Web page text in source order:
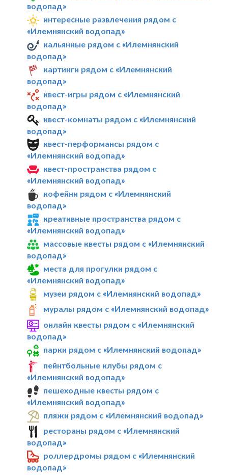
водопад»
интересные развлечения рядом с
«Илемнянский водопад»
кальянные рядом с «Илемнянский
водопад»
картинги рядом с «Илемнянский
водопад»
квест-игры рядом с «Илемнянский
водопад»
квест-комнаты рядом с «Илемнянский
водопад»
квест-перформансы рядом с
«Илемнянский водопад»
квест-пространства рядом с
«Илемнянский водопад»
кофейни рядом с «Илемнянский
водопад»
креативные пространства рядом с
«Илемнянский водопад»
массовые квесты рядом с «Илемнянский
водопад»
места для прогулки рядом с
«Илемнянский водопад»
музеи рядом с «Илемнянский водопад»
муралы рядом с «Илемнянский водопад»
онлайн квесты рядом с «Илемнянский
водопад»
парки рядом с «Илемнянский водопад»
пейнтбольные клубы рядом с
«Илемнянский водопад»
пешеходные квесты рядом с
«Илемнянский водопад»
пляжи рядом с «Илемнянский водопад»
рестораны рядом с «Илемнянский
водопад»
роллердромы рядом с «Илемнянский
водопад»